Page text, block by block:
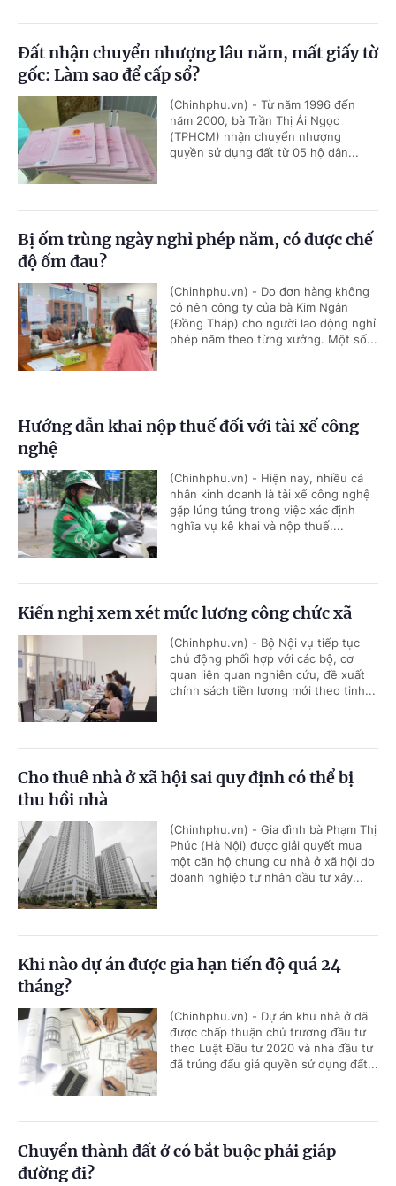
Đất nhận chuyển nhượng lâu năm, mất giấy tờ
gốc: Làm sao để cấp sổ?
(Chinhphu.vn) - Từ năm 1996 đến
năm 2000, bà Trần Thị Ái Ngọc
(TPHCM) nhận chuyển nhượng
quyền sử dụng đất từ 05 hộ dân...
Bị ốm trùng ngày nghỉ phép năm, có được chế
độ ốm đau?
(Chinhphu.vn) - Do đơn hàng không
có nên công ty của bà Kim Ngân
(Đồng Tháp) cho người lao động nghỉ
phép năm theo từng xưởng. Một số...
Hướng dẫn khai nộp thuế đối với tài xế công
nghệ
(Chinhphu.vn) - Hiện nay, nhiều cá
nhân kinh doanh là tài xế công nghệ
gặp lúng túng trong việc xác định
nghĩa vụ kê khai và nộp thuế....
Kiến nghị xem xét mức lương công chức xã
(Chinhphu.vn) - Bộ Nội vụ tiếp tục
chủ động phối hợp với các bộ, cơ
quan liên quan nghiên cứu, đề xuất
chính sách tiền lương mới theo tinh...
Cho thuê nhà ở xã hội sai quy định có thể bị
thu hồi nhà
(Chinhphu.vn) - Gia đình bà Phạm Thị
Phúc (Hà Nội) được giải quyết mua
một căn hộ chung cư nhà ở xã hội do
doanh nghiệp tư nhân đầu tư xây...
Khi nào dự án được gia hạn tiến độ quá 24
tháng?
(Chinhphu.vn) - Dự án khu nhà ở đã
được chấp thuận chủ trương đầu tư
theo Luật Đầu tư 2020 và nhà đầu tư
đã trúng đấu giá quyền sử dụng đất...
Chuyển thành đất ở có bắt buộc phải giáp
đường đi?